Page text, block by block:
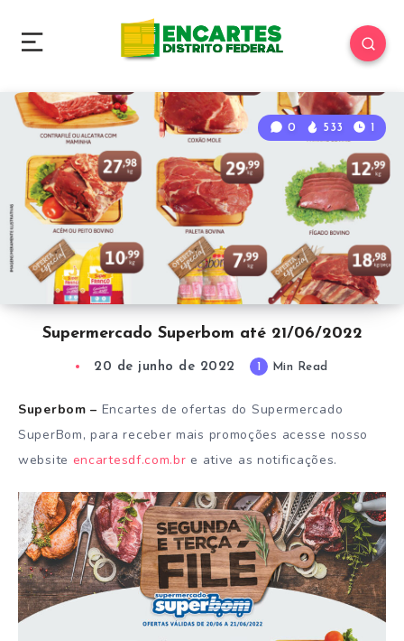
0 533 1
Supermercado Superbom até 21/06/2022
20 de junho de 2022 1 Min Read
Superbom – Encartes de ofertas do Supermercado
SuperBom, para receber mais promoções acesse nosso
website encartesdf.com.br e ative as notificações.